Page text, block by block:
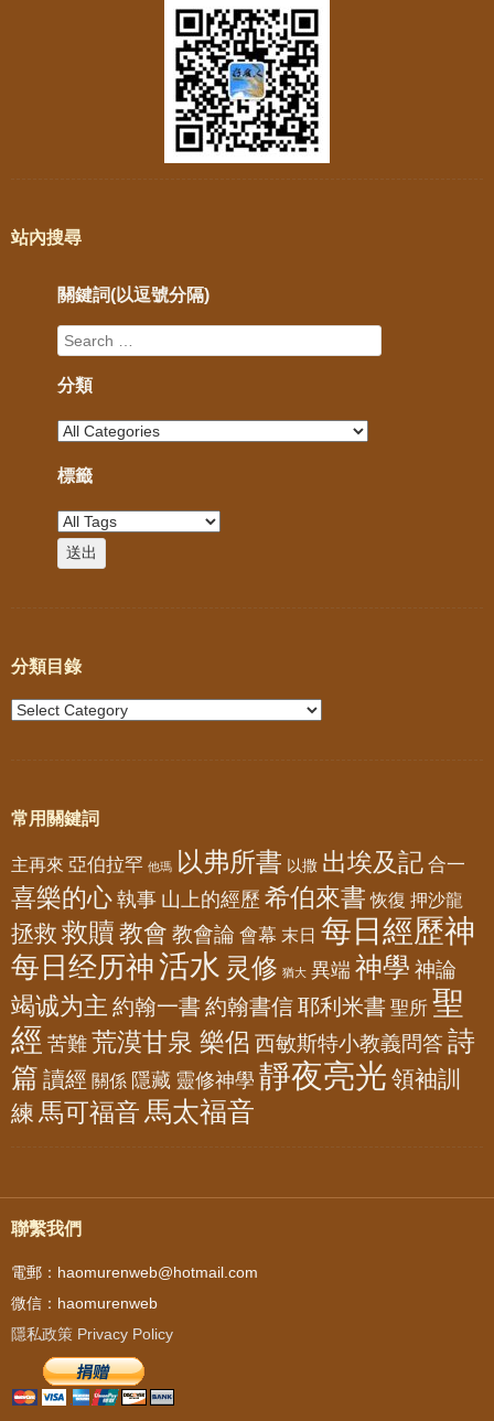
站內搜尋
關鍵詞(以逗號分隔)
分類
標籤
分類目錄
常用關鍵詞
主再來 亞伯拉罕 他瑪 以弗所書 以撒 出埃及記 合一
喜樂的心 執事 山上的經歷 希伯來書 恢復 押沙龍
拯救 救贖 教會 教會論 會幕 末日 每日經歷神
每日经历神活水 灵修 猶大 異端 神學 神論
竭诚为主 約翰一書 約翰書信耶利米書 聖所 聖
經 苦難 荒漠甘泉 樂侶 西敏斯特小教義問答詩
篇 讀經 關係 隱藏 靈修神學 靜夜亮光 領袖訓
練 馬可福音 馬太福音
聯繫我們
電郵：haomurenweb@hotmail.com
微信：haomurenweb
隱私政策 Privacy Policy